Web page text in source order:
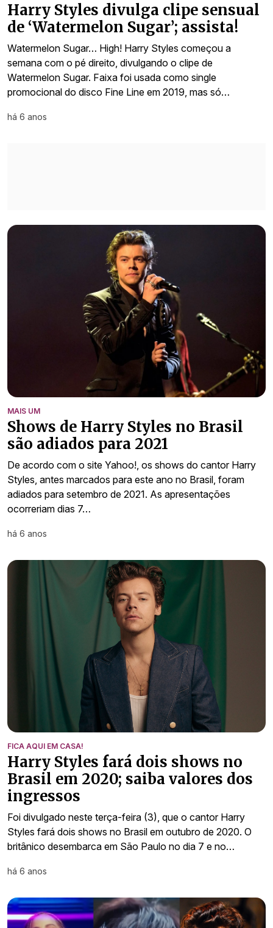
Harry Styles divulga clipe sensual
de ‘Watermelon Sugar’; assista!
Watermelon Sugar… High! Harry Styles começou a
semana com o pé direito, divulgando o clipe de
Watermelon Sugar. Faixa foi usada como single
promocional do disco Fine Line em 2019, mas só…
há 6 anos
MAIS UM
Shows de Harry Styles no Brasil
são adiados para 2021
De acordo com o site Yahoo!, os shows do cantor Harry
Styles, antes marcados para este ano no Brasil, foram
adiados para setembro de 2021. As apresentações
ocorreriam dias 7…
há 6 anos
FICA AQUI EM CASA!
Harry Styles fará dois shows no
Brasil em 2020; saiba valores dos
ingressos
Foi divulgado neste terça-feira (3), que o cantor Harry
Styles fará dois shows no Brasil em outubro de 2020. O
britânico desembarca em São Paulo no dia 7 e no…
há 6 anos